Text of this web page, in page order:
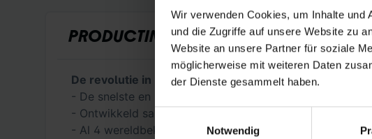
Wir verwenden Cookies, um Inhalte und
und die Zugriffe auf unsere Website zu
Website an unsere Partner für soziale
möglicherweise mit weiteren Daten
der Dienste gesammelt haben.
Notwendig
PRODUCTINFORMATIE
De revolutie in BMX racing
- De snelste en lichtste BMX raceband ter wereld
- Ontwikkeld samen met INSPYRE en MEYBO, getest
- Al 4 wereldbekeroverwinningen in de